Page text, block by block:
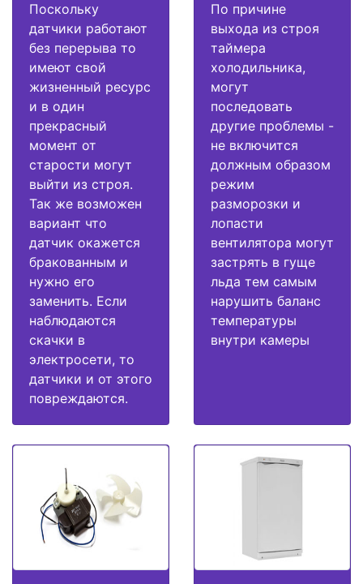
Поскольку
датчики работают
без перерыва то
имеют свой
жизненный ресурс
и в один
прекрасный
момент от
старости могут
выйти из строя.
Так же возможен
вариант что
датчик окажется
бракованным и
нужно его
заменить. Если
наблюдаются
скачки в
электросети, то
датчики и от этого
повреждаются.
По причине
выхода из строя
таймера
холодильника,
могут
последовать
другие проблемы -
не включится
должным образом
режим
разморозки и
лопасти
вентилятора могут
застрять в гуще
льда тем самым
нарушить баланс
температуры
внутри камеры